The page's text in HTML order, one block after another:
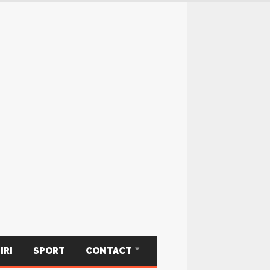
SPORT CONTACT